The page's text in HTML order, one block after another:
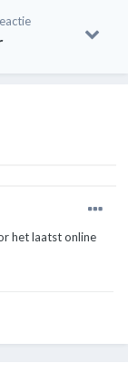
het laatst online